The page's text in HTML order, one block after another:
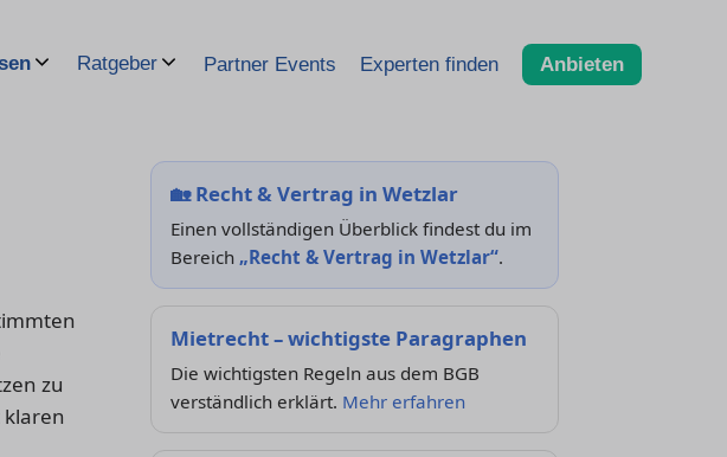
Ratgeber Partner Events Experten finden Anbieten
zu
🏡Recht & Vertrag in Wetzlar
Einen vollständigen Überblick findest du im
Bereich „Recht & Vertrag in Wetzlar“.
Mietrecht – wichtigste Paragraphen
Die wichtigsten Regeln aus dem BGB
verständlich erklärt. Mehr erfahren